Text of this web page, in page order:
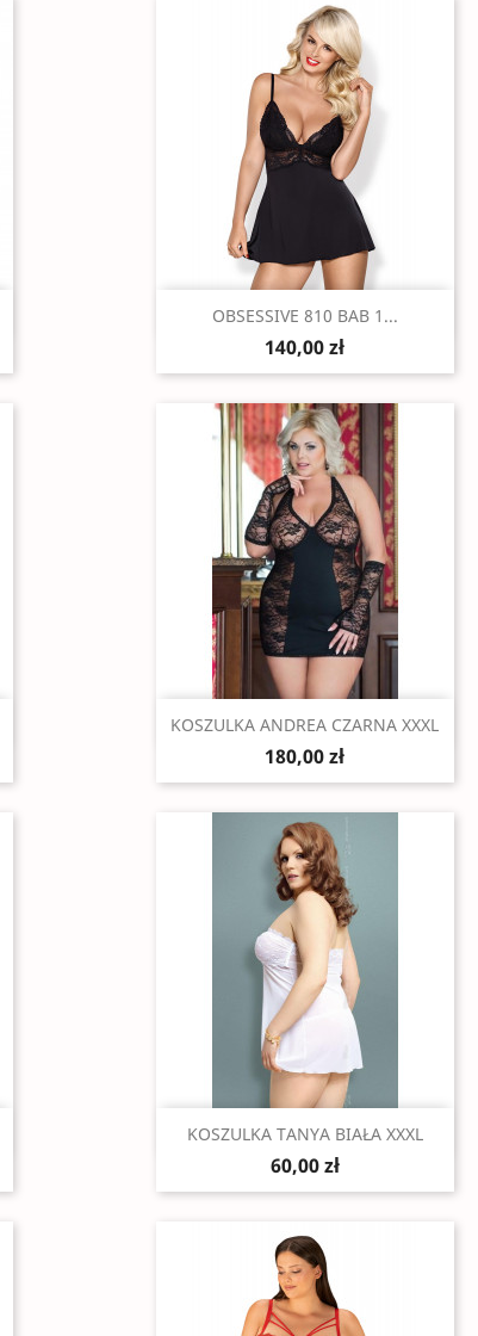
Szybki podgląd
OBSESSIVE 810 BAB 1...
140,00 zł
Szybki podgląd
KOSZULKA ANDREA CZARNA XXXL
180,00 zł
Szybki podgląd
KOSZULKA TANYA BIAŁA XXXL
60,00 zł